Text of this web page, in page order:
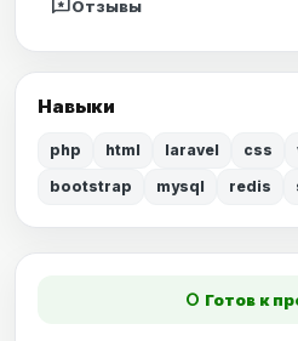
reviewsОтзывы
Навыки
php html laravel css
bootstrap
mysql redis
fiber_manual_record Готов к